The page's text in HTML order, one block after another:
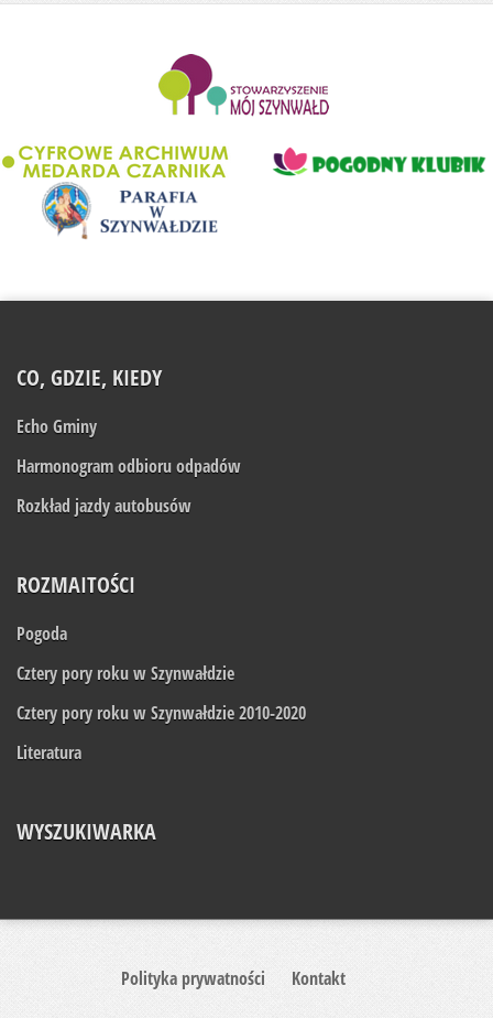
CO, GDZIE, KIEDY
Echo Gminy
Harmonogram odbioru odpadów
Rozkład jazdy autobusów
ROZMAITOŚCI
Pogoda
Cztery pory roku w Szynwałdzie
Cztery pory roku w Szynwałdzie 2010-2020
Literatura
WYSZUKIWARKA
Polityka prywatności Kontakt